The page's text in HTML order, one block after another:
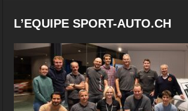
L’EQUIPE SPORT-AUTO.CH